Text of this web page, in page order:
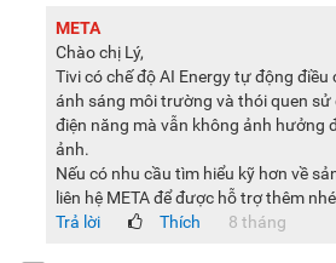
mỹ mà còn giúp bạn đắm chìm vào
Các cổng kết nối của Tivi
Samsung UA43DU7000KXXV được
kết nối đặt bên sườn tivi, bao gồm 3
cổng LAN cùng các cổng kết nối cơ
cho phép người dùng kết nối linh
đầu phát, loa, USB hay máy chơi
META
Chào chị Lý,
Tivi có chế độ AI Energy tự động
ánh sáng môi trường và thói quen sử
điện năng mà vẫn không ảnh hưởng
ảnh.
Nếu có nhu cầu tìm hiểu kỹ hơn về
liên hệ META để được hỗ trợ thêm
Trả lời
Thích 8 tháng